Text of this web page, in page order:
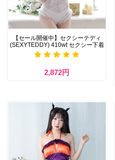
【セール開催中】セクシーテディ
(SEXYTEDDY) 410wt セクシー下着
2,872円